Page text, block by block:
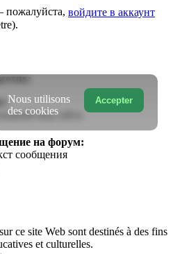
пожалуйста, войдите в аккаунт
код сайта
на форум:
сообщения
ce site Web sont destinés à des fins
et culturelles.
Accepter
Nous utilisons
des cookies